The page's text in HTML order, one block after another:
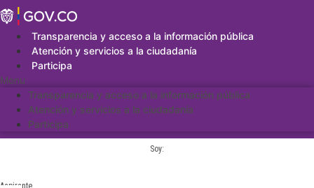
Saltar
al
contenidoTransparencia y acceso a la información pública
Atención y servicios a la ciudadanía
Participa
Menu
Transparencia y acceso a la información pública
Atención y servicios a la ciudadanía
Participa
Soy:
Aspirante